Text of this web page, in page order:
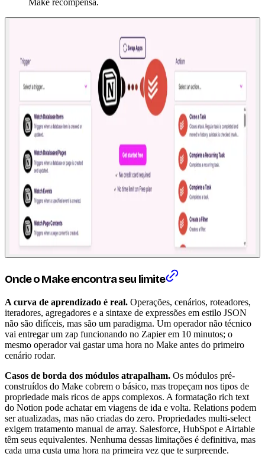
Onde o Make encontra seu limite
A curva de aprendizado é real. Operações, cenários, roteadores,
iteradores, agregadores e a sintaxe de expressões em estilo JSON
não são difíceis, mas são um paradigma. Um operador não técnico
vai entregar um zap funcionando no Zapier em 10 minutos; o
mesmo operador vai gastar uma hora no Make antes do primeiro
cenário rodar.
Casos de borda dos módulos atrapalham. Os módulos pré-
construídos do Make cobrem o básico, mas tropeçam nos tipos de
propriedade mais ricos de apps complexos. A formatação rich text
do Notion pode achatar em viagens de ida e volta. Relations podem
ser atualizadas, mas não criadas do zero. Propriedades multi-select
exigem tratamento manual de array. Salesforce, HubSpot e Airtable
têm seus equivalentes. Nenhuma dessas limitações é definitiva, mas
cada uma custa uma hora na primeira vez que te surpreende.